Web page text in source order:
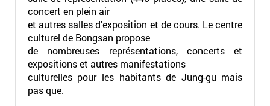
concert en plein air
et autres salles d'exposition et de cours. Le centre
culturel de Bongsan propose
de nombreuses représentations, concerts et
expositions et autres manifestations
culturelles pour les habitants de Jung-gu mais
pas que.